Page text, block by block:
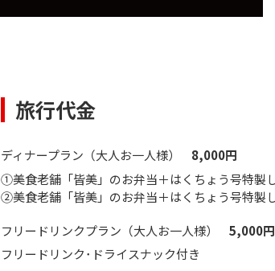
旅行代金
ディナープラン（大人お一人様）
8,000円
①美食老舗「皆美」のお弁当＋はくちょう号特製
②美食老舗「皆美」のお弁当＋はくちょう号特製
フリードリンクプラン（大人お一人様）
5,000円
フリードリンク･ドライスナック付き